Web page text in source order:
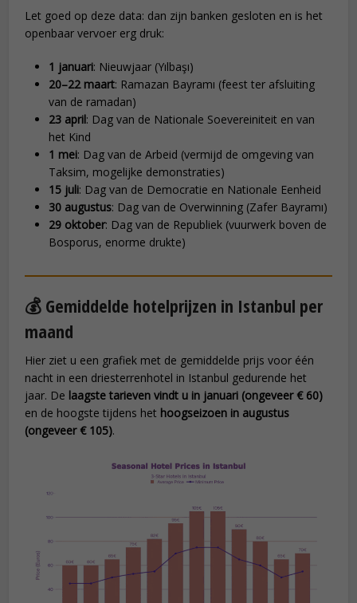
Let goed op deze data: dan zijn banken gesloten en is het
openbaar vervoer erg druk:
1 januari: Nieuwjaar (Yılbaşı)
20–22 maart: Ramazan Bayramı (feest ter afsluiting
van de ramadan)
23 april: Dag van de Nationale Soevereiniteit en van
het Kind
1 mei: Dag van de Arbeid (vermijd de omgeving van
Taksim, mogelijke demonstraties)
15 juli: Dag van de Democratie en Nationale Eenheid
30 augustus: Dag van de Overwinning (Zafer Bayramı)
29 oktober: Dag van de Republiek (vuurwerk boven de
Bosporus, enorme drukte)
💰 Gemiddelde hotelprijzen in Istanbul per
maand
Hier ziet u een grafiek met de gemiddelde prijs voor één
nacht in een driesterrenhotel in Istanbul gedurende het
jaar. De laagste tarieven vindt u in januari (ongeveer € 60)
en de hoogste tijdens het hoogseizoen in augustus
(ongeveer € 105).